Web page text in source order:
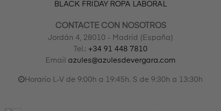
BLACK FRIDAY ROPA LABORAL
CONTACTE CON NOSOTROS
Jordán 4, 28010 - Madrid (España)
Tel.: +34 91 448 7810
Email azules@azulesdevergara.com
Horario L-V de 9:00h a 19:45h. S de 9:30h a 13:30h